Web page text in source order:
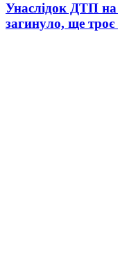
Унаслідок ДТП на
загинуло, ще троє